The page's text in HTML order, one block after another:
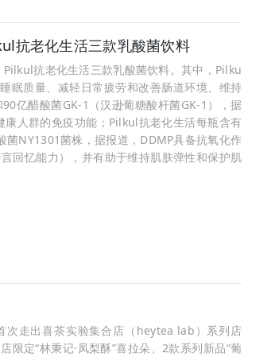
抗老化生活三款乳酸菌饮料
抗老化生活三款乳酸菌饮料。其中，Pilku
眠质量、减轻日常疲劳和改善肠道环境、维持
亿醋酸菌GK-1（汉逊葡糖酸杆菌GK-1），据
人群的免疫功能；Pilkul抗老化生活每瓶含有
NY1301菌株，据报道，DDMP具备抗氧化作
回忆能力），并有助于维持肌肤弹性和保护肌
次走出喜茶实验集合店（heytea lab）系列店
定“林秉记·凤梨酥”喜拉朵、2款系列新品“葡